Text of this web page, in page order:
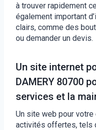
à trouver rapidement
également important
clairs, comme des
ou demander un devis.
Un site internet
DAMERY 80700
services et la
Un site web pour
activités offertes, tels